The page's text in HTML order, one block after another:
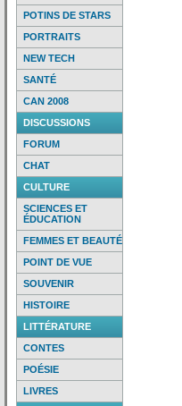
POTINS DE STARS
PORTRAITS
NEW TECH
SANTÉ
CAN 2008
DISCUSSIONS
FORUM
CHAT
CULTURE
SCIENCES ET
ÉDUCATION
FEMMES ET BEAUTÉ
POINT DE VUE
SOUVENIR
HISTOIRE
LITTÉRATURE
CONTES
POÉSIE
LIVRES